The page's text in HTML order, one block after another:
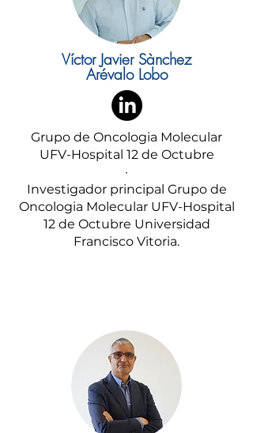
Víctor Javier Sànchez
Arévalo Lobo
Grupo de Oncologia Molecular
UFV-Hospital 12 de Octubre
·
Investigador principal Grupo de
Oncologia Molecular UFV-Hospital
12 de Octubre Universidad
Francisco Vitoria.